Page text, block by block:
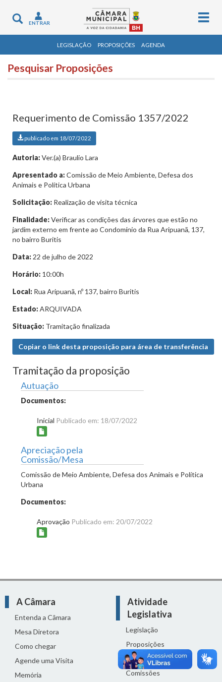
Toggle
navigation
ENTRAR
LEGISLAÇÃO PROPOSIÇÕES AGENDA
Pesquisar Proposições
Requerimento de Comissão 1357/2022
publicado em 18/07/2022
Autoria:Ver.(a) Braulio Lara
Apresentado a:Comissão de Meio Ambiente, Defesa dos
Animais e Política Urbana
Solicitação: Realização de visita técnica
Finalidade:Verificar as condições das árvores que estão no
jardim externo em frente ao Condomínio da Rua Aripuanã, 137,
no bairro Buritis
Data: 22 de julho de 2022
Horário: 10:00h
Local: Rua Aripuanã, nº 137, bairro Buritis
Estado:ARQUIVADA
Situação: Tramitação finalizada
Copiar o link desta proposição para área de transferência
Tramitação da proposição
Autuação
Documentos:
Inicial Publicado em: 18/07/2022
Apreciação pela
Comissão/Mesa
Comissão de Meio Ambiente, Defesa dos Animais e Política
Urbana
Documentos:
Aprovação Publicado em: 20/07/2022
A Câmara
Entenda a Câmara
Mesa Diretora
Como chegar
Agende uma Visita
Memória
Atividade
Legislativa
Legislação
Proposições
Reuniões
Comissões